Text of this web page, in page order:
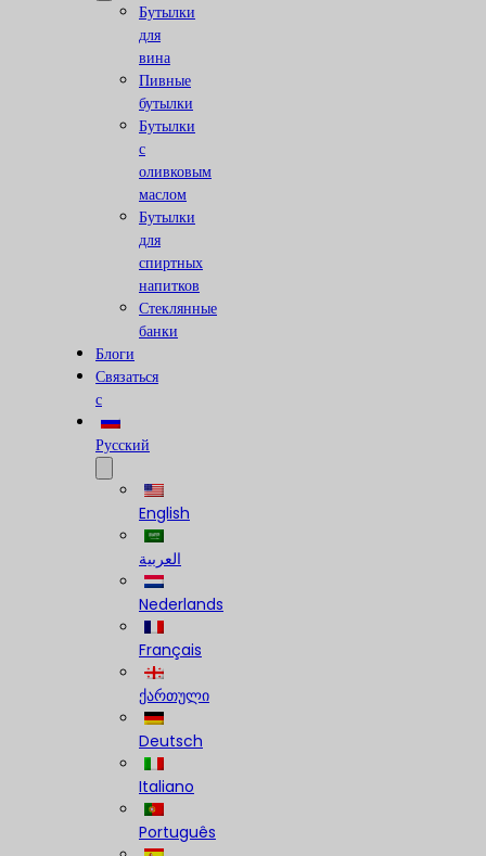
Бутылки
для
вина
Пивные
бутылки
Бутылки
с
оливковым
маслом
Бутылки
для
спиртных
напитков
Стеклянные
банки
Блоги
Связаться
с
Русский
English
العربية
Nederlands
Français
ქართული
Deutsch
Italiano
Português